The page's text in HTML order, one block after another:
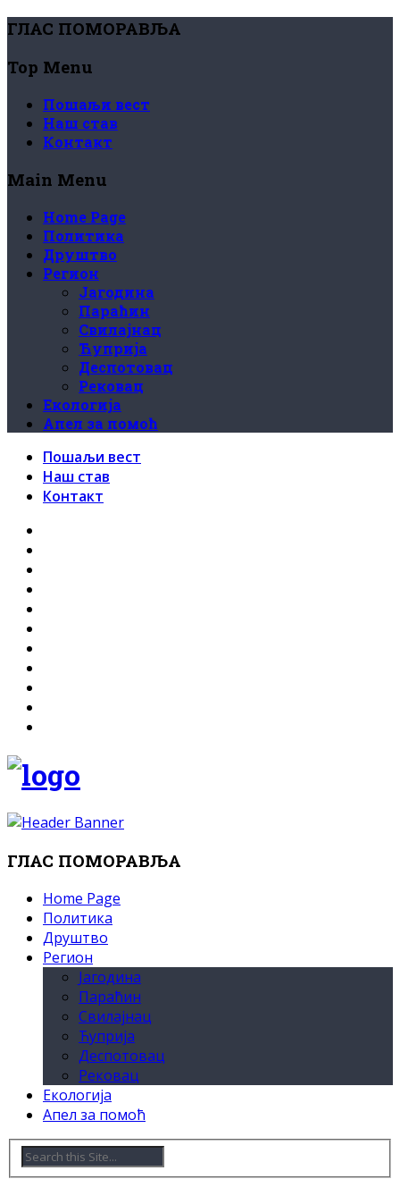
ГЛАС ПОМОРАВЉА
Top Menu
Пошаљи вест
Наш став
Контакт
Main Menu
Home Page
Политика
Друштво
Регион
Јагодина
Параћин
Свилајнац
Ћуприја
Деспотовац
Рековац
Екологија
Апел за помоћ
Пошаљи вест
Наш став
Контакт
ГЛАС ПОМОРАВЉА
Home Page
Политика
Друштво
Регион
Јагодина
Параћин
Свилајнац
Ћуприја
Деспотовац
Рековац
Екологија
Апел за помоћ